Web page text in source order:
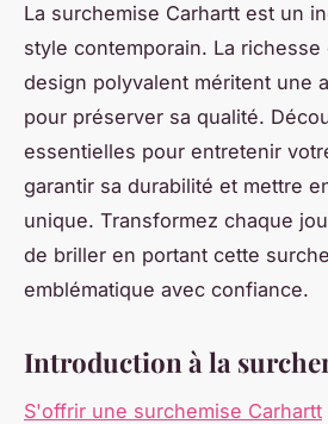
La surchemise Carhartt est un
style contemporain. La
design polyvalent méritent une
pour préserver sa qualité.
essentielles pour entretenir
garantir sa durabilité et mettre
unique. Transformez chaque
de briller en portant cette
emblématique avec confiance.
Introduction à la
S'offrir une surchemise Carhartt